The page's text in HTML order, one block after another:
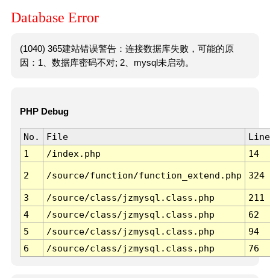
Database Error
(1040) 365建站错误警告：连接数据库失败，可能的原
因：1、数据库密码不对; 2、mysql未启动。
PHP Debug
No. File
Line
1
/index.php 14
2 /source/function/function_extend.php 324
3 /source/class/jzmysql.class.php
211
4
/source/class/jzmysql.class.php
62
5
/source/class/jzmysql.class.php
94
6
/source/class/jzmysql.class.php 76